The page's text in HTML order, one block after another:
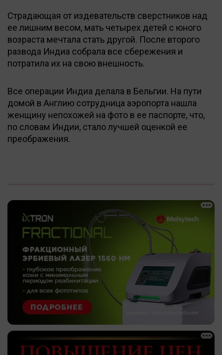
Страдающая от издевательств сверстников над
ее лишним весом, мать четырех детей с юного
возраста мечтала стать другой. После второго
развода Индиа собрала все сбережения и
потратила их на свою внешность.
Все операции Индиа делала в Бельгии. На пути
домой в Англию сотрудница аэропорта нашла
женщину непохожей на фото в ее паспорте, что,
по словам Индии, стало лучшей оценкой ее
преображения.